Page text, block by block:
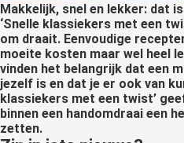
Makkelijk, snel en lekker: dat
‘Snelle klassiekers met een
om draait. Eenvoudige
moeite kosten maar wel heel
vinden het belangrijk dat een
jezelf is en dat je er ook van
klassiekers met een twist’
binnen een handomdraai een
zetten.